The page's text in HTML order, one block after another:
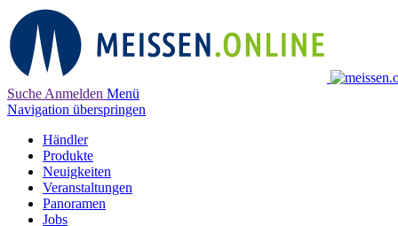
Suche Anmelden Menü
Navigation überspringen
Händler
Produkte
Neuigkeiten
Veranstaltungen
Panoramen
Jobs